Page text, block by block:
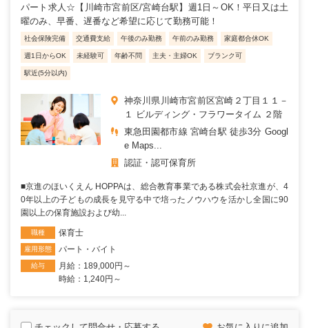
パート求人☆【川崎市宮前区/宮崎台駅】週1日～OK！平日又は土
曜のみ、早番、遅番など希望に応じて勤務可能！
社会保険完備 交通費支給 午後のみ勤務 午前のみ勤務 家庭都合休OK
週1日からOK 未経験可 年齢不問 主夫・主婦OK ブランク可
駅近(5分以内)
神奈川県川崎市宮前区宮崎２丁目１１－
１ ビルディング・フラワータイム ２階
東急田園都市線 宮崎台駅 徒歩3分 Googl
e Maps...
認証・認可保育所
■京進のほいくえん HOPPAは、総合教育事業である株式会社京進が、4
0年以上の子どもの成長を見守る中で培ったノウハウを活かし全国に90
園以上の保育施設および幼...
職種 保育士
雇用形態 パート・バイト
給与
月給：189,000円～
時給：1,240円～